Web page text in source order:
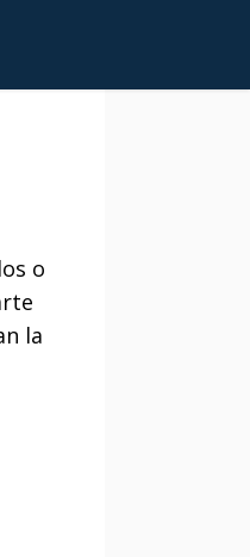
o
la